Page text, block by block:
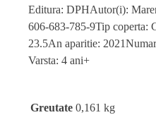
Editura: DPHAutor(i):
606-683-785-9Tip coperta:
23.5An aparitie:
Varsta: 4 ani+
Greutate 0,161 kg